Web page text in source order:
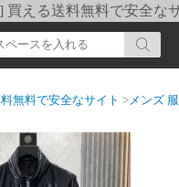
買える送料無料で安全な
無料で安全なサイト >メンズ 服